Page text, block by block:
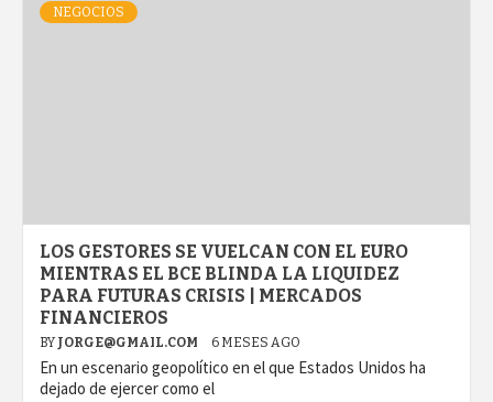
NEGOCIOS
LOS GESTORES SE VUELCAN CON EL EURO
MIENTRAS EL BCE BLINDA LA LIQUIDEZ
PARA FUTURAS CRISIS | MERCADOS
FINANCIEROS
BY JORGE@GMAIL.COM 6 MESES AGO
En un escenario geopolítico en el que Estados Unidos ha
dejado de ejercer como el